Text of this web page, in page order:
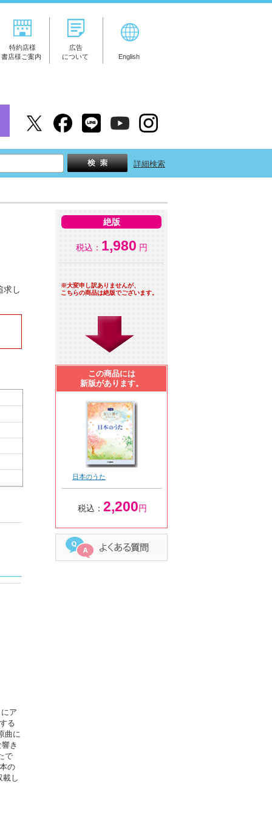
特約店様
書店様ご案内
広告
について
English
詳細検索
求し
ア
る
曲に
き
で
の
載し
絶版
税込： 1,980 円
※大変申し訳ありませんが、
こちらの商品は絶版でございます。
この商品には
新版があります。
日本のうた
税込： 2,200円